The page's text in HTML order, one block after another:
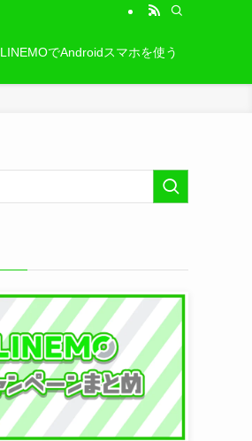
LINEMOでAndroidスマホを使う